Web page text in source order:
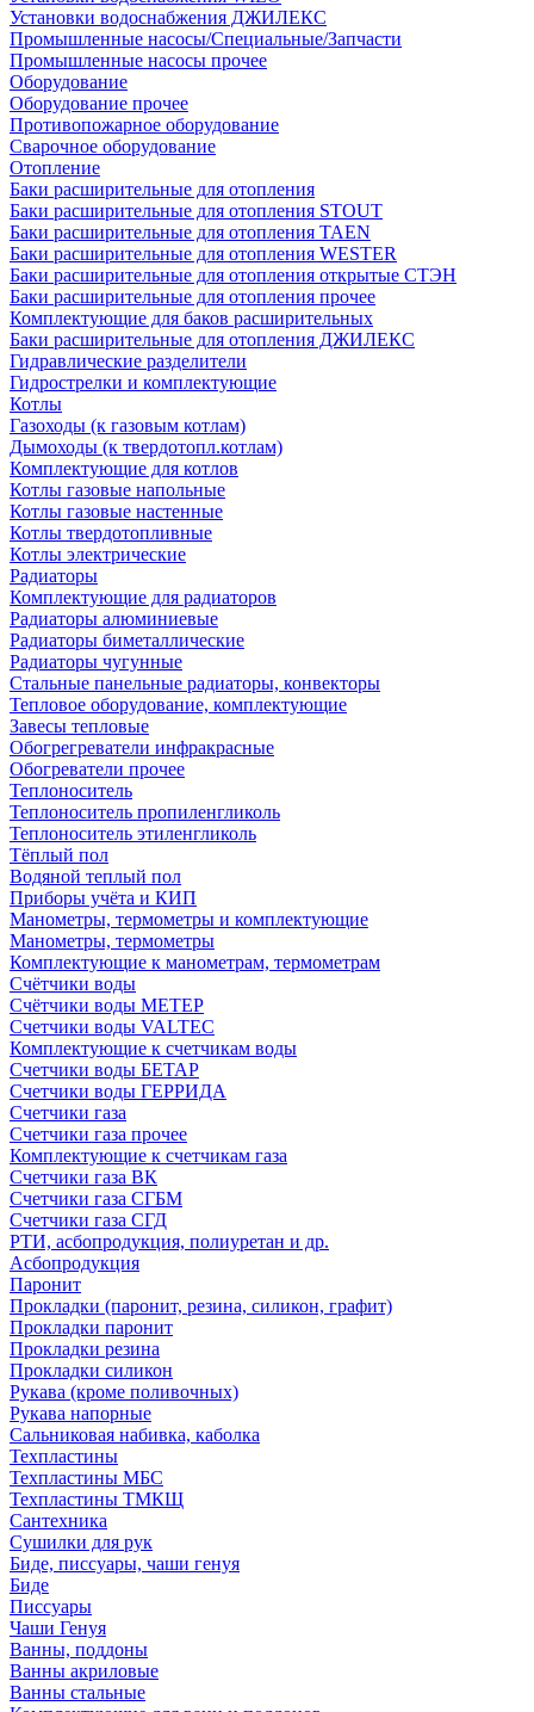
Установки водоснабжения ДЖИЛЕКС
Промышленные насосы/Специальные/Запчасти
Промышленные насосы прочее
Оборудование
Оборудование прочее
Противопожарное оборудование
Сварочное оборудование
Отопление
Баки расширительные для отопления
Баки расширительные для отопления STOUT
Баки расширительные для отопления TAEN
Баки расширительные для отопления WESTER
Баки расширительные для отопления открытые СТЭН
Баки расширительные для отопления прочее
Комплектующие для баков расширительных
Баки расширительные для отопления ДЖИЛЕКС
Гидравлические разделители
Гидрострелки и комплектующие
Котлы
Газоходы (к газовым котлам)
Дымоходы (к твердотопл.котлам)
Комплектующие для котлов
Котлы газовые напольные
Котлы газовые настенные
Котлы твердотопливные
Котлы электрические
Радиаторы
Комплектующие для радиаторов
Радиаторы алюминиевые
Радиаторы биметаллические
Радиаторы чугунные
Стальные панельные радиаторы, конвекторы
Тепловое оборудование, комплектующие
Завесы тепловые
Обогрегреватели инфракрасные
Обогреватели прочее
Теплоноситель
Теплоноситель пропиленгликоль
Теплоноситель этиленгликоль
Тёплый пол
Водяной теплый пол
Приборы учёта и КИП
Манометры, термометры и комплектующие
Манометры, термометры
Комплектующие к манометрам, термометрам
Счётчики воды
Счётчики воды МЕТЕР
Счетчики воды VALTEC
Комплектующие к счетчикам воды
Счетчики воды БЕТАР
Счетчики воды ГЕРРИДА
Счетчики газа
Счетчики газа прочее
Комплектующие к счетчикам газа
Счетчики газа ВК
Счетчики газа СГБМ
Счетчики газа СГД
РТИ, асбопродукция, полиуретан и др.
Асбопродукция
Паронит
Прокладки (паронит, резина, силикон, графит)
Прокладки паронит
Прокладки резина
Прокладки силикон
Рукава (кроме поливочных)
Рукава напорные
Сальниковая набивка, каболка
Техпластины
Техпластины МБС
Техпластины ТМКЩ
Сантехника
Сушилки для рук
Биде, писсуары, чаши генуя
Биде
Писсуары
Чаши Генуя
Ванны, поддоны
Ванны акриловые
Ванны стальные